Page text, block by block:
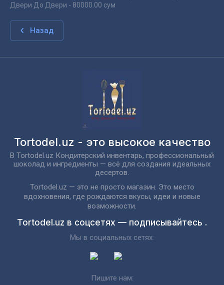
Двери До Двери - 80000.00 сум
Назад
Tortodel.uz - это высокое качество
В Tortodel.uz Кондитерский инвентарь, профессиональный
шоколад и ингредиенты — всё для создания идеальных
десертов.
Tortodel.uz — это не просто магазин. Это место
вдохновения, где рождаются вкусы, идеи и новые
возможности.
Tortodel.uz в соцсетях — подписывайтесь .
Мы в социальных сетях:
Пишите нам: